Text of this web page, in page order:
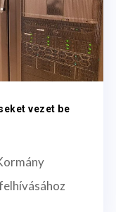
vezet be